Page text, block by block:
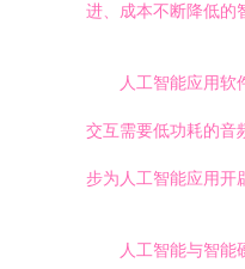
进、成本不断降低的
人工智能应用
交互需要低功耗的音
步为人工智能应用开
人工智能与智能